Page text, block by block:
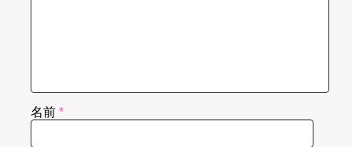
名前 *